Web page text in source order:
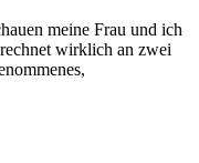
meine Frau und ich
wirklich an zwei